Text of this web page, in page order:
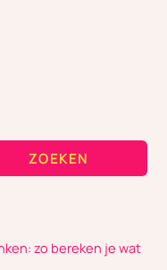
ZOEKEN
zo bereken je wat